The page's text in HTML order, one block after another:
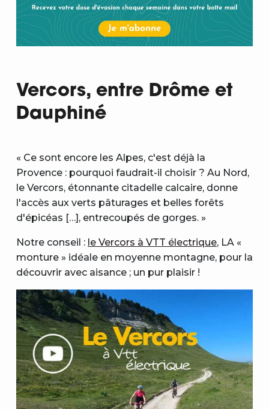
Vercors, entre Drôme et
Dauphiné
« Ce sont encore les Alpes, c'est déjà la
Provence : pourquoi faudrait-il choisir ? Au Nord,
le Vercors, étonnante citadelle calcaire, donne
l'accès aux verts pâturages et belles forêts
d'épicéas […], entrecoupés de gorges. »
Notre conseil : le Vercors à VTT électrique, LA «
monture » idéale en moyenne montagne, pour la
découvrir avec aisance ; un pur plaisir !